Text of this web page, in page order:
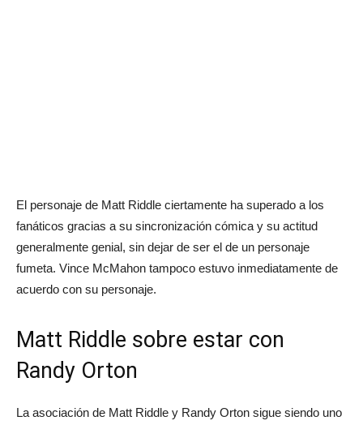
El personaje de Matt Riddle ciertamente ha superado a los
fanáticos gracias a su sincronización cómica y su actitud
generalmente genial, sin dejar de ser el de un personaje
fumeta. Vince McMahon tampoco estuvo inmediatamente de
acuerdo con su personaje.
Matt Riddle sobre estar con
Randy Orton
La asociación de Matt Riddle y Randy Orton sigue siendo uno